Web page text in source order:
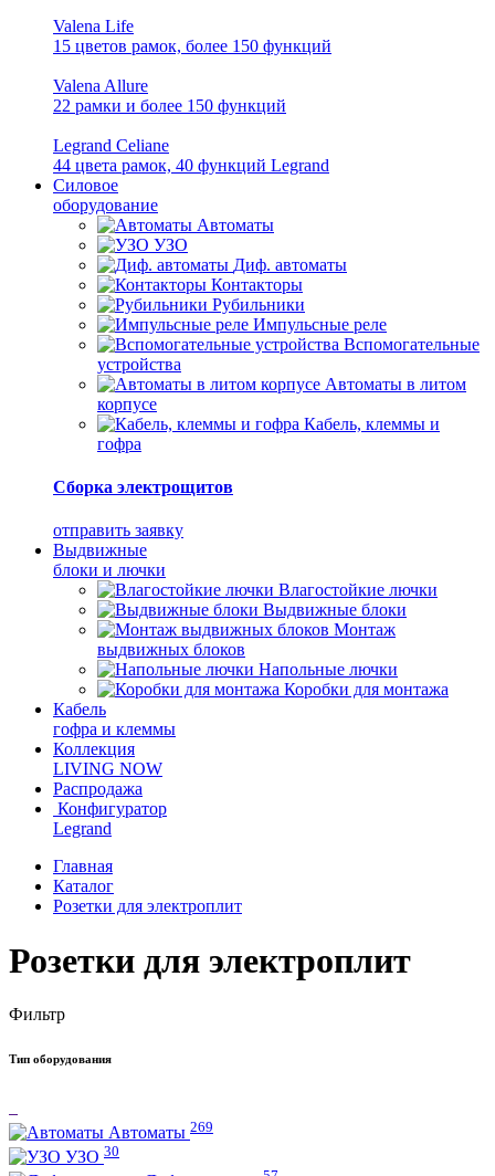
Valena Life
15 цветов рамок, более 150 функций
Valena Allure
22 рамки и более 150 функций
Legrand Celiane
44 цвета рамок, 40 функций Legrand
Силовое
оборудование
Автоматы
УЗО
Диф. автоматы
Контакторы
Рубильники
Импульсные реле
Вспомогательные
устройства
Автоматы в литом
корпусе
Кабель, клеммы и
гофра
Сборка электрощитов
отправить заявку
Выдвижные
блоки и лючки
Влагостойкие лючки
Выдвижные блоки
Монтаж
выдвижных блоков
Напольные лючки
Коробки для монтажа
Кабель
гофра и клеммы
Коллекция
LIVING NOW
Распродажа
Конфигуратор
Legrand
Главная
Каталог
Розетки для электроплит
Розетки для электроплит
Фильтр
Тип оборудования
Автоматы 269
УЗО 30